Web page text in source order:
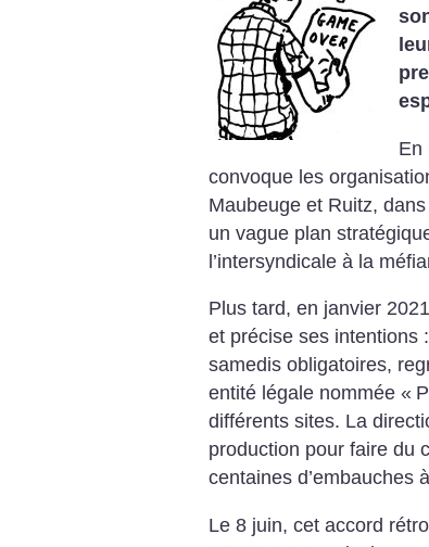
En
convoque les
Maubeuge et Ruitz,
un vague plan
l’intersyndicale à la
Plus tard, en janvier
et précise ses intentions
samedis obligatoires,
entité légale nommée «
différents sites. La
production pour faire du
centaines d’embauches
Le 8 juin, cet accord